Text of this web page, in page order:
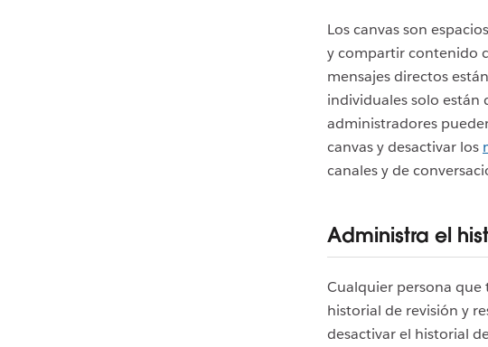
Los canvas son
y compartir contenido
mensajes directos
individuales solo están
administradores
canvas y desactivar los
canales y de
Administra el
Cualquier persona que
historial de revisión y
desactivar el historial